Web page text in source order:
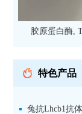
胶原蛋白酶,
特色产品
兔抗Lhcb1抗